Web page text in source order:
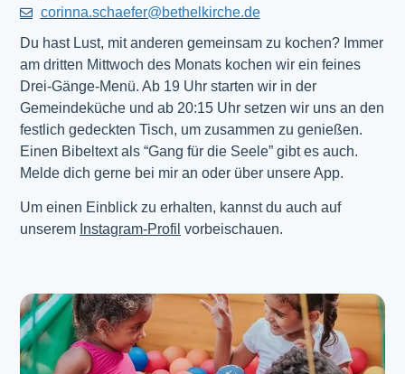
corinna.schaefer@bethelkirche.de
Du hast Lust, mit anderen gemeinsam zu kochen? Immer
am dritten Mittwoch des Monats kochen wir ein feines
Drei-Gänge-Menü. Ab 19 Uhr starten wir in der
Gemeindeküche und ab 20:15 Uhr setzen wir uns an den
festlich gedeckten Tisch, um zusammen zu genießen.
Einen Bibeltext als “Gang für die Seele” gibt es auch.
Melde dich gerne bei mir an oder über unsere App.
Um einen Einblick zu erhalten, kannst du auch auf
unserem Instagram-Profil vorbeischauen.